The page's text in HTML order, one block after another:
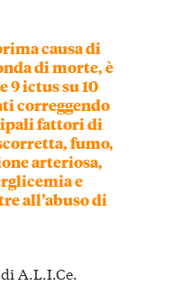
causa di
di morte, è
9 ictus su 10
correggendo
fattori di
fumo,
arteriosa,
e
all’abuso di
A.L.I.Ce.